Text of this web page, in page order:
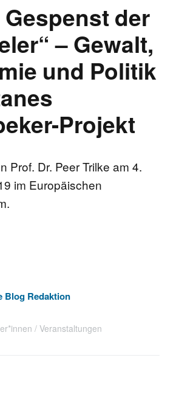
der
– Gewalt,
und Politik
Projekt
Prof. Dr. Peer Trilke am 4.
im Europäischen
Blog Redaktion
Veranstaltungen